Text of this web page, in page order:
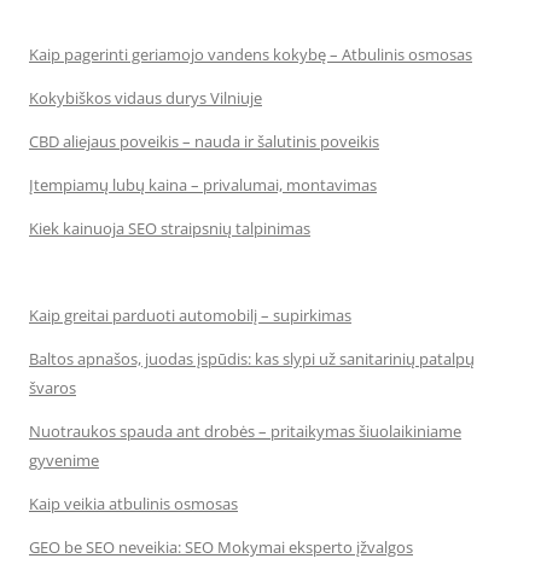
Kaip pagerinti geriamojo vandens kokybę – Atbulinis osmosas
Kokybiškos vidaus durys Vilniuje
CBD aliejaus poveikis – nauda ir šalutinis poveikis
Įtempiamų lubų kaina – privalumai, montavimas
Kiek kainuoja SEO straipsnių talpinimas
Kaip greitai parduoti automobilį – supirkimas
Baltos apnašos, juodas įspūdis: kas slypi už sanitarinių patalpų
švaros
Nuotraukos spauda ant drobės – pritaikymas šiuolaikiniame
gyvenime
Kaip veikia atbulinis osmosas
GEO be SEO neveikia: SEO Mokymai eksperto įžvalgos